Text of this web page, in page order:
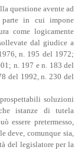
questione avente ad
parte in cui impone
come logicamente
dal giudice a
n. 195 del 1972;
n. 197 e n. 183 del
del 1992, n. 230 del
soluzioni
istanze di tutela
essere pretermesso,
deve, comunque sia,
del legislatore per la